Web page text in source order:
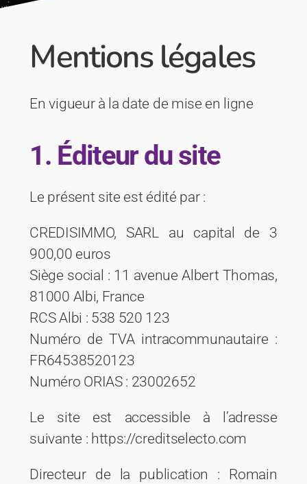
Mentions légales
En vigueur à la date de mise en ligne
1. Éditeur du site
Le présent site est édité par :
CREDISIMMO, SARL au capital de 3
900,00 euros
Siège social : 11 avenue Albert Thomas,
81000 Albi, France
RCS Albi : 538 520 123
Numéro de TVA intracommunautaire :
FR64538520123
Numéro ORIAS : 23002652
Le site est accessible à l’adresse
suivante : https://creditselecto.com
Directeur de la publication : Romain